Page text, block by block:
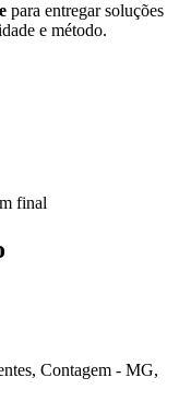
para entregar soluções
e método.
Contagem - MG,